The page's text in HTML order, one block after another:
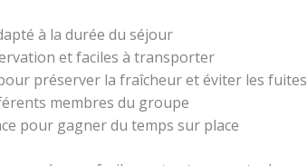
à la durée du séjour
et faciles à transporter
préserver la fraîcheur et éviter les fuites
membres du groupe
pour gagner du temps sur place